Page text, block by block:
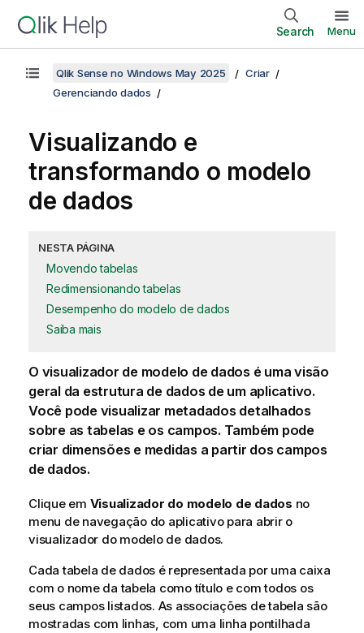
Search Menu
Qlik Sense no Windows May 2025
Criar
Gerenciando dados
Visualizando e
transformando o modelo
de dados
NESTA PÁGINA
Movendo tabelas
Redimensionando tabelas
Desempenho do modelo de dados
Saiba mais
O visualizador de modelo de dados é uma visão
geral da estrutura de dados de um aplicativo.
Você pode visualizar metadados detalhados
sobre as tabelas e os campos. Também pode
criar dimensões e medidas a partir dos campos
de dados.
Clique em Visualizador do modelo de dados no
menu de navegação do aplicativo para abrir o
visualizador do modelo de dados.
Cada tabela de dados é representada por uma caixa
com o nome da tabela como título e com todos os
seus campos listados. As associações de tabela são
mostradas com linhas, com uma linha pontilhada